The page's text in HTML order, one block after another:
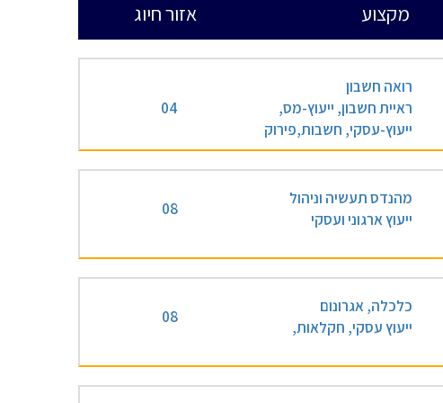
מקצוע אזור חיוג
רואה חשבון
ראיית חשבון, ייעוץ-מס,
ייעוץ-עסקי, חשבות,פירוק
04
מהנדס תעשיה וניהול
ייעוץ ארגוני ועסקי
08
כלכלה, אגרונום
ייעוץ עסקי, חקלאות,
08